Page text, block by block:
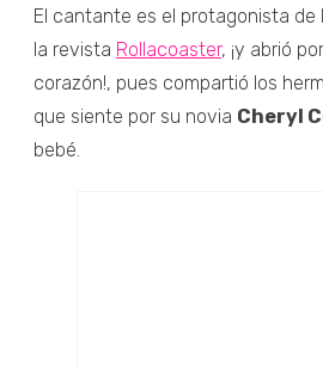
El cantante es el protagonista de
la revista Rollacoaster, ¡y abrió
corazón!, pues compartió los
que siente por su novia Cheryl
bebé.